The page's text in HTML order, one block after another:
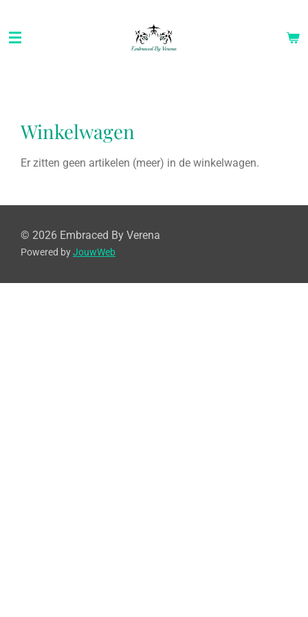
direct
naar
Winkelwagen
Er zitten geen artikelen (meer) in de winkelwagen.
© 2026 Embraced By Verena
Powered byJouwWeb